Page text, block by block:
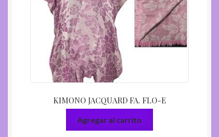
KIMONO JACQUARD FA. FLO-E
Agregar al carrito